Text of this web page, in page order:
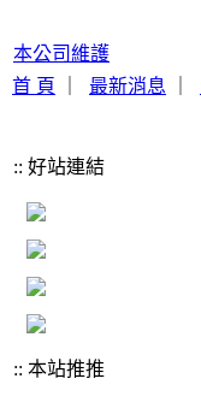
本公司維護
首 頁
最新消息
:: 好站連結
:: 本站推推